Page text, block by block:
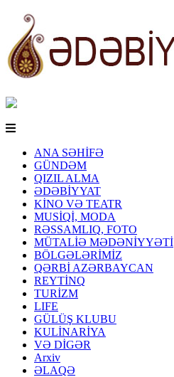
ANA SƏHİFƏ
GÜNDƏM
QIZIL ALMA
ƏDƏBİYYAT
KİNO VƏ TEATR
MUSİQİ, MODA
RƏSSAMLIQ, FOTO
MÜTALİƏ MƏDƏNİYYƏTİ
BÖLGƏLƏRİMİZ
QƏRBİ AZƏRBAYCAN
REYTİNQ
TURİZM
LIFE
GÜLÜŞ KLUBU
KULİNARİYA
VƏ DİGƏR
Arxiv
ƏLAQƏ